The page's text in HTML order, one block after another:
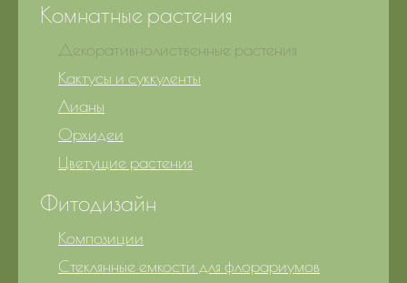
Комнатные растения
Декоративнолиственные растения
Кактусы и суккуленты
Лианы
Орхидеи
Цветущие растения
Фитодизайн
Композиции
Стеклянные емкости для флорариумов